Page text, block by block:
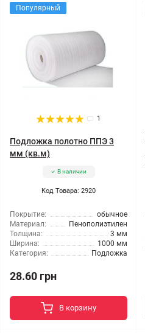
Популярный
1
Подложка полотно ППЭ 3
мм (кв.м)
В наличии
Код Товара: 2920
Покрытие:
обычное
Материал:
Пенополиэтилен
Толщина:
3 мм
Ширина:
1000 мм
Категория:
Подложка
28.60 грн
В корзину